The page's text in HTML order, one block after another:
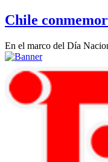
Chile
En el marco del Día